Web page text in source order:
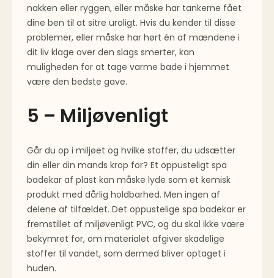
nakken eller ryggen, eller måske har tankerne fået
dine ben til at sitre uroligt. Hvis du kender til disse
problemer, eller måske har hørt én af mændene i
dit liv klage over den slags smerter, kan
muligheden for at tage varme bade i hjemmet
være den bedste gave.
5 – Miljøvenligt
Går du op i miljøet og hvilke stoffer, du udsætter
din eller din mands krop for? Et oppusteligt spa
badekar af plast kan måske lyde som et kemisk
produkt med dårlig holdbarhed. Men ingen af
delene af tilfældet. Det oppustelige spa badekar er
fremstillet af miljøvenligt PVC, og du skal ikke være
bekymret for, om materialet afgiver skadelige
stoffer til vandet, som dermed bliver optaget i
huden.